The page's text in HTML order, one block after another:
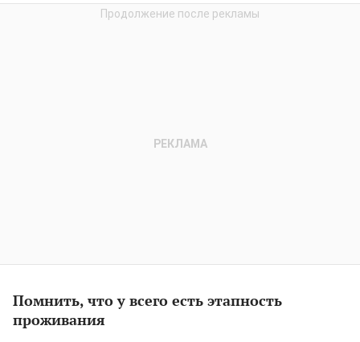
Помнить, что у всего есть этапность
проживания